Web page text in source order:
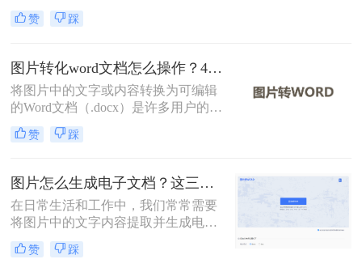
其在处理扫描文件、会议记录或纸质
资料时。那么怎么把图片转换成word
并提供操作步骤与避坑指南。
赞 踩
图片转化word文档怎么操作？4种常用方法详解！
将图片中的文字或内容转换为可编辑
的Word文档（.docx）是许多用户的需
求，例如将扫描的文档、照片中的笔
记或PDF截图中的文字提取出来。那
文将介绍常用转换方法，为您提供详
细指南。
赞 踩
图片怎么生成电子文档？这三种转换方法快来看！
在日常生活和工作中，我们常常需要
将图片中的文字内容提取并生成电子
文档（如Word文档）。这不仅有助于
提高工作效率，还能方便后续的编辑
赞 踩